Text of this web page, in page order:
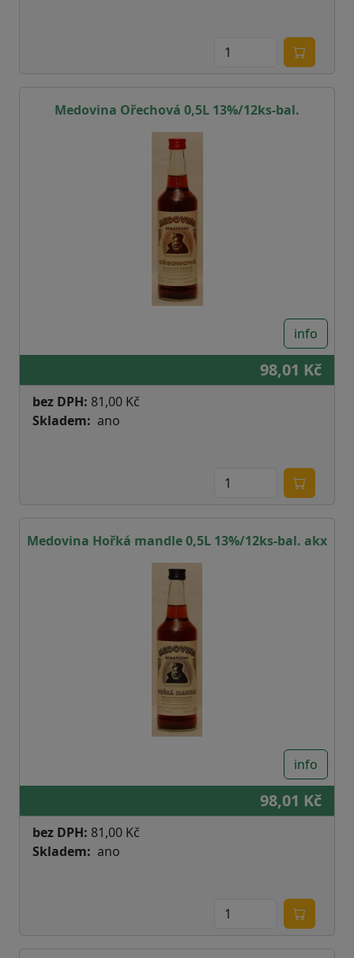
Medovina Ořechová 0,5L 13%/12ks-bal.
info
98,01 Kč
bez DPH: 81,00 Kč
Skladem
ano
Medovina Hořká mandle 0,5L 13%/12ks-bal. akx
info
98,01 Kč
bez DPH: 81,00 Kč
Skladem
ano